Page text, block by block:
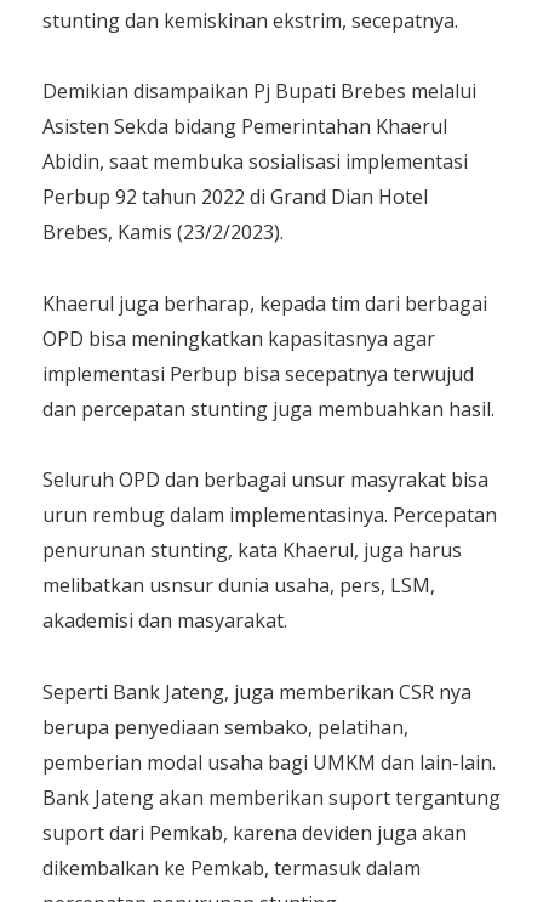
stunting dan kemiskinan ekstrim, secepatnya.
Demikian disampaikan Pj Bupati Brebes melalui
Asisten Sekda bidang Pemerintahan Khaerul
Abidin, saat membuka sosialisasi implementasi
Perbup 92 tahun 2022 di Grand Dian Hotel
Brebes, Kamis (23/2/2023).
Khaerul juga berharap, kepada tim dari berbagai
OPD bisa meningkatkan kapasitasnya agar
implementasi Perbup bisa secepatnya terwujud
dan percepatan stunting juga membuahkan hasil.
Seluruh OPD dan berbagai unsur masyrakat bisa
urun rembug dalam implementasinya. Percepatan
penurunan stunting, kata Khaerul, juga harus
melibatkan usnsur dunia usaha, pers, LSM,
akademisi dan masyarakat.
Seperti Bank Jateng, juga memberikan CSR nya
berupa penyediaan sembako, pelatihan,
pemberian modal usaha bagi UMKM dan lain-lain.
Bank Jateng akan memberikan suport tergantung
suport dari Pemkab, karena deviden juga akan
dikembalkan ke Pemkab, termasuk dalam